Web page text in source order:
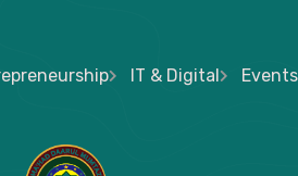
IT & Digital Events